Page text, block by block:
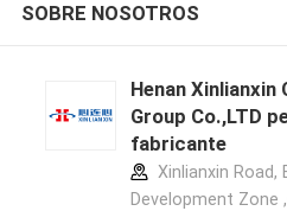
SOBRE NOSOTROS
Henan Xinlianxin
Group Co.,LTD
fabricante
Xinlianxin Road,
Development Zone